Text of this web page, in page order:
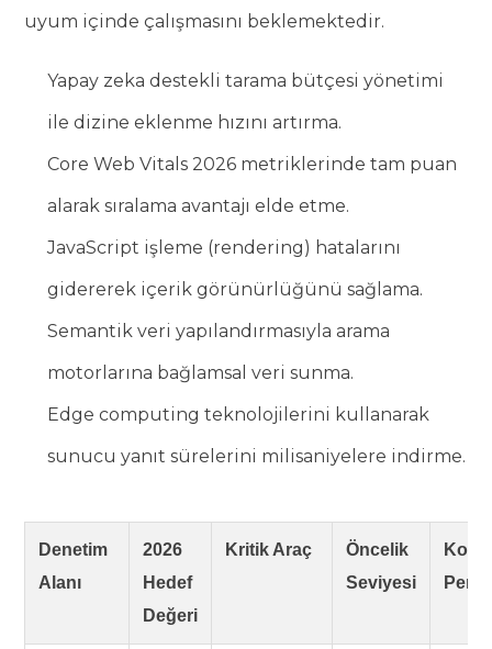
uyum içinde çalışmasını beklemektedir.
Yapay zeka destekli tarama bütçesi yönetimi
ile dizine eklenme hızını artırma.
Core Web Vitals 2026 metriklerinde tam puan
alarak sıralama avantajı elde etme.
JavaScript işleme (rendering) hatalarını
gidererek içerik görünürlüğünü sağlama.
Semantik veri yapılandırmasıyla arama
motorlarına bağlamsal veri sunma.
Edge computing teknolojilerini kullanarak
sunucu yanıt sürelerini milisaniyelere indirme.
Denetim
Alanı
2026
Hedef
Değeri
Kritik Araç
Öncelik
Seviyesi